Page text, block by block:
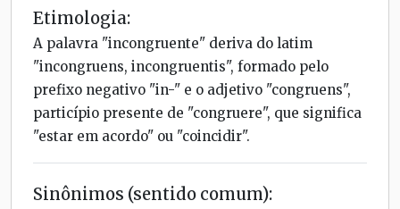
Etimologia:
A palavra "incongruente" deriva do latim
"incongruens, incongruentis", formado pelo
prefixo negativo "in-" e o adjetivo "congruens",
particípio presente de "congruere", que significa
"estar em acordo" ou "coincidir".
Sinônimos (sentido comum):